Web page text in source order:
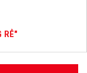
RẺ"